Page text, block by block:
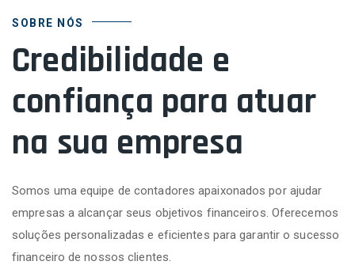
SOBRE NÓS
Credibilidade e
confiança para atuar
na sua empresa
Somos uma equipe de contadores apaixonados por ajudar
empresas a alcançar seus objetivos financeiros. Oferecemos
soluções personalizadas e eficientes para garantir o sucesso
financeiro de nossos clientes.